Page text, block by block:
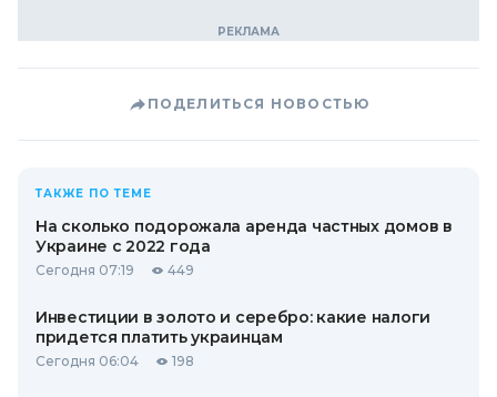
ПОДЕЛИТЬСЯ НОВОСТЬЮ
ТАКЖЕ ПО ТЕМЕ
На сколько подорожала аренда частных домов в
Украине с 2022 года
Сегодня 07:19 449
Инвестиции в золото и серебро: какие налоги
придется платить украинцам
Сегодня 06:04 198